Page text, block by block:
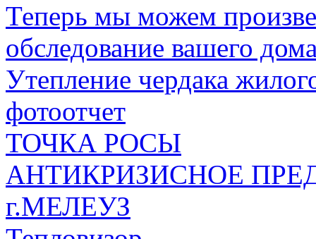
Теперь мы можем
обследование вашего
Утепление чердака
фотоотчет
ТОЧКА РОСЫ
АНТИКРИЗИСНОЕ
г.МЕЛЕУЗ